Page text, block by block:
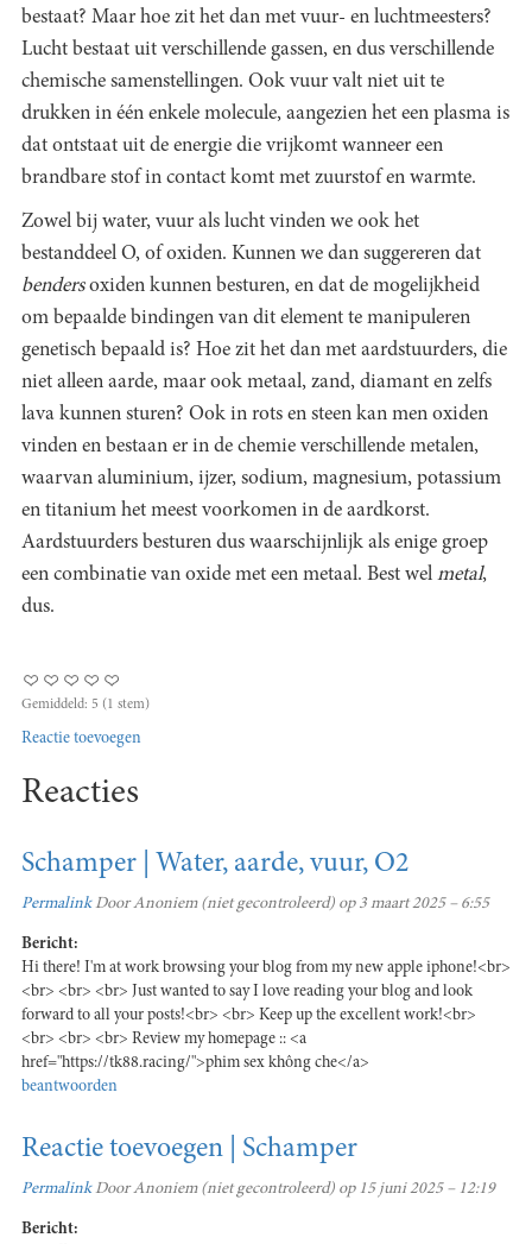
bestaat? Maar hoe zit het dan met vuur- en luchtmeesters?
Lucht bestaat uit verschillende gassen, en dus verschillende
chemische samenstellingen. Ook vuur valt niet uit te
drukken in één enkele molecule, aangezien het een plasma is
dat ontstaat uit de energie die vrijkomt wanneer een
brandbare stof in contact komt met zuurstof en warmte.
Zowel bij water, vuur als lucht vinden we ook het
bestanddeel O, of oxiden. Kunnen we dan suggereren dat
bendersoxiden kunnen besturen, en dat de mogelijkheid
om bepaalde bindingen van dit element te manipuleren
genetisch bepaald is? Hoe zit het dan met aardstuurders, die
niet alleen aarde, maar ook metaal, zand, diamant en zelfs
lava kunnen sturen? Ook in rots en steen kan men oxiden
vinden en bestaan er in de chemie verschillende metalen,
waarvan aluminium, ijzer, sodium, magnesium, potassium
en titanium het meest voorkomen in de aardkorst.
Aardstuurders besturen dus waarschijnlijk als enige groep
een combinatie van oxide met een metaal. Best wel metal,
dus.
Gemiddeld: 5 (1 stem)
Reactie toevoegen
Reacties
Schamper | Water, aarde, vuur, O2
PermalinkDoorAnoniem (niet gecontroleerd) op 3 maart 2025 – 6:55
Bericht:
Hi there! I'm at work browsing your blog from my new apple iphone!<br>
<br> <br> <br> Just wanted to say I love reading your blog and look
forward to all your posts!<br> <br> Keep up the excellent work!<br>
<br> <br> <br> Review my homepage :: <a
href="https://tk88.racing/">phim sex không che</a>
beantwoorden
Reactie toevoegen | Schamper
PermalinkDoorAnoniem (niet gecontroleerd) op 15 juni 2025 – 12:19
Bericht: